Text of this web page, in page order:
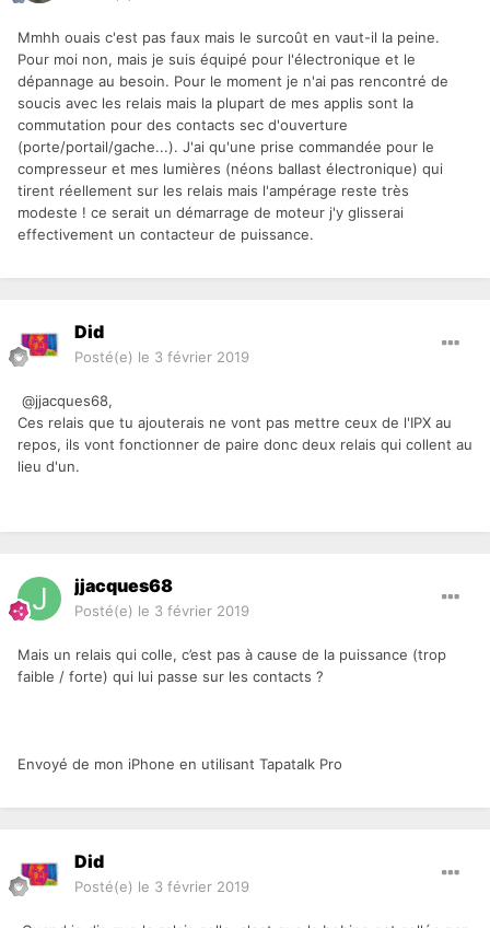
Mmhh ouais c'est pas faux mais le surcoût en vaut-il la peine.
Pour moi non, mais je suis équipé pour l'électronique et le
dépannage au besoin. Pour le moment je n'ai pas rencontré de
soucis avec les relais mais la plupart de mes applis sont la
commutation pour des contacts sec d'ouverture
(porte/portail/gache...). J'ai qu'une prise commandée pour le
compresseur et mes lumières (néons ballast électronique) qui
tirent réellement sur les relais mais l'ampérage reste très
modeste ! ce serait un démarrage de moteur j'y glisserai
effectivement un contacteur de puissance.
Did
Posté(e) le 3 février 2019
@jjacques68,
Ces relais que tu ajouterais ne vont pas mettre ceux de l'IPX au
repos, ils vont fonctionner de paire donc deux relais qui collent au
lieu d'un.
jjacques68
Posté(e) le 3 février 2019
Mais un relais qui colle, c’est pas à cause de la puissance (trop
faible / forte) qui lui passe sur les contacts ?
Envoyé de mon iPhone en utilisant Tapatalk Pro
Did
Posté(e) le 3 février 2019